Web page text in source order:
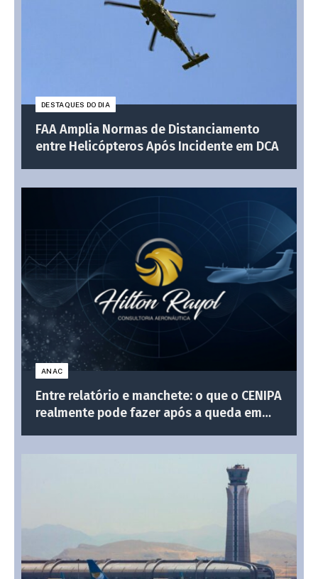
DESTAQUES DO DIA
FAA Amplia Normas de Distanciamento
entre Helicópteros Após Incidente em DCA
ANAC
Entre relatório e manchete: o que o CENIPA
realmente pode fazer após a queda em